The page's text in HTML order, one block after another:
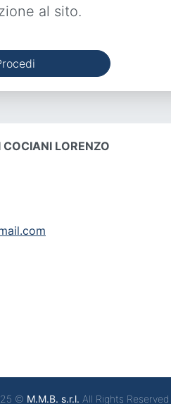
al sito.
LORENZO
© M.M.B. s.r.l. All Rights Reserved